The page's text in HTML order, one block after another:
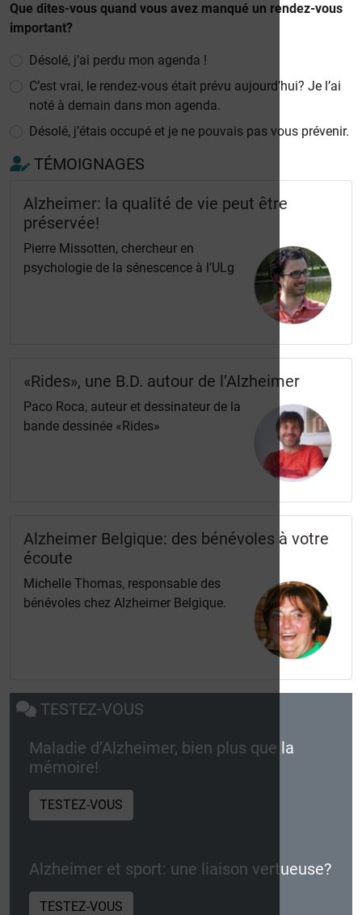
Que dites-vous quand vous avez manqué un rendez-vous
important?
Désolé, j’ai perdu mon agenda !
C’est vrai, le rendez-vous était prévu aujourd’hui? Je l’ai
noté à demain dans mon agenda.
Désolé, j’étais occupé et je ne pouvais pas vous prévenir.
TÉMOIGNAGES
Alzheimer: la qualité de vie peut être
préservée!
Pierre Missotten, chercheur en
psychologie de la sénescence à l’ULg
«Rides», une B.D. autour de l’Alzheimer
Paco Roca, auteur et dessinateur de la
bande dessinée «Rides»
Alzheimer Belgique: des bénévoles à votre
écoute
Michelle Thomas, responsable des
bénévoles chez Alzheimer Belgique.
TESTEZ-VOUS
Maladie d’Alzheimer, bien plus que la
mémoire!
TESTEZ-VOUS
Alzheimer et sport: une liaison vertueuse?
TESTEZ-VOUS